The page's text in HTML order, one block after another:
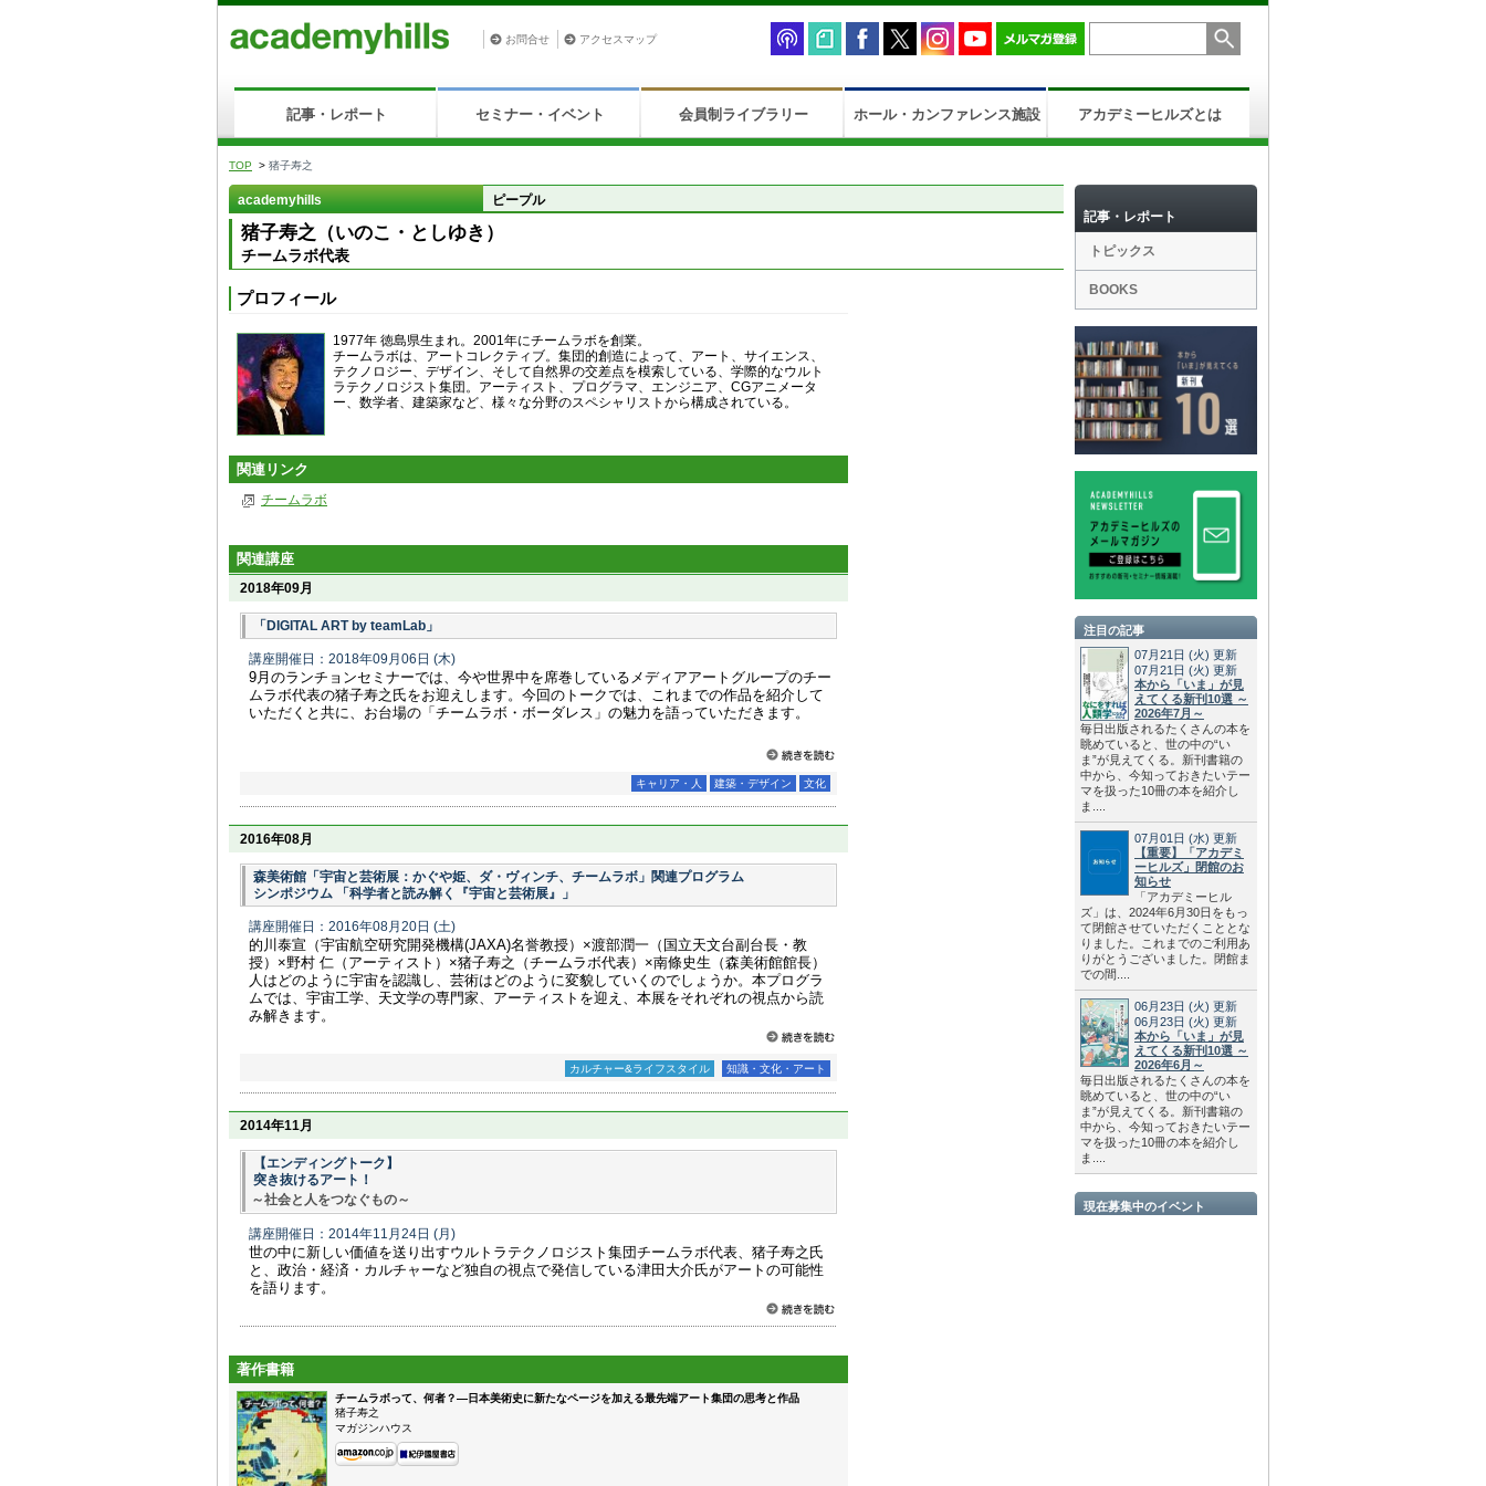
お問合せ アクセスマップ
記事・レポート セミナー・イベント 会員制ライブラリー ホール・カンファレンス施設 アカデミーヒルズとは
TOP > 猪子寿之
academyhills ピープル
猪子寿之（いのこ・としゆき）
チームラボ代表
プロフィール
1977年 徳島県生まれ。2001年にチームラボを創業。
チームラボは、アートコレクティブ。集団的創造によって、アート、サイエンス、
テクノロジー、デザイン、そして自然界の交差点を模索している、学際的なウルト
ラテクノロジスト集団。アーティスト、プログラマ、エンジニア、CGアニメータ
ー、数学者、建築家など、様々な分野のスペシャリストから構成されている。
関連リンク
チームラボ
関連講座
2018年09月
「DIGITAL ART by teamLab」
講座開催日：2018年09月06日 (木)
9月のランチョンセミナーでは、今や世界中を席巻しているメディアアートグループのチー
ムラボ代表の猪子寿之氏をお迎えします。今回のトークでは、これまでの作品を紹介して
いただくと共に、お台場の「チームラボ・ボーダレス」の魅力を語っていただきます。
キャリア・人 建築・デザイン 文化
2016年08月
森美術館「宇宙と芸術展：かぐや姫、ダ・ヴィンチ、チームラボ」関連プログラム
シンポジウム 「科学者と読み解く『宇宙と芸術展』」
講座開催日：2016年08月20日 (土)
的川泰宣（宇宙航空研究開発機構(JAXA)名誉教授）×渡部潤一（国立天文台副台長・教
授）×野村 仁（アーティスト）×猪子寿之（チームラボ代表）×南條史生（森美術館館長）
人はどのように宇宙を認識し、芸術はどのように変貌していくのでしょうか。本プログラ
ムでは、宇宙工学、天文学の専門家、アーティストを迎え、本展をそれぞれの視点から読
み解きます。
カルチャー&ライフスタイル 知識・文化・アート
2014年11月
【エンディングトーク】
突き抜けるアート！
～社会と人をつなぐもの～
講座開催日：2014年11月24日 (月)
世の中に新しい価値を送り出すウルトラテクノロジスト集団チームラボ代表、猪子寿之氏
と、政治・経済・カルチャーなど独自の視点で発信している津田大介氏がアートの可能性
を語ります。
著作書籍
チームラボって、何者？—日本美術史に新たなページを加える最先端アート集団の思考と作品
猪子寿之
マガジンハウス
記事・レポート
トピックス
BOOKS
注目の記事
07月21日 (火) 更新
07月21日 (火) 更新
本から「いま」が見
えてくる新刊10選 ～
2026年7月～
毎日出版されるたくさんの本を
眺めていると、世の中の“い
ま”が見えてくる。新刊書籍の
中から、今知っておきたいテー
マを扱った10冊の本を紹介し
ま....
07月01日 (水) 更新
【重要】「アカデミ
ーヒルズ」閉館のお
知らせ
「アカデミーヒル
ズ」は、2024年6月30日をもっ
て閉館させていただくこととな
りました。これまでのご利用あ
りがとうございました。閉館ま
での間....
06月23日 (火) 更新
06月23日 (火) 更新
本から「いま」が見
えてくる新刊10選 ～
2026年6月～
毎日出版されるたくさんの本を
眺めていると、世の中の“い
ま”が見えてくる。新刊書籍の
中から、今知っておきたいテー
マを扱った10冊の本を紹介し
ま....
現在募集中のイベント